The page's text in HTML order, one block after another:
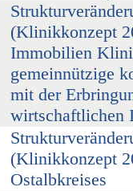
(Klinikkonzept
Immobilien
gemeinnützige
mit der
wirtschaftlichen
(Klinikkonzept
Ostalbkreises